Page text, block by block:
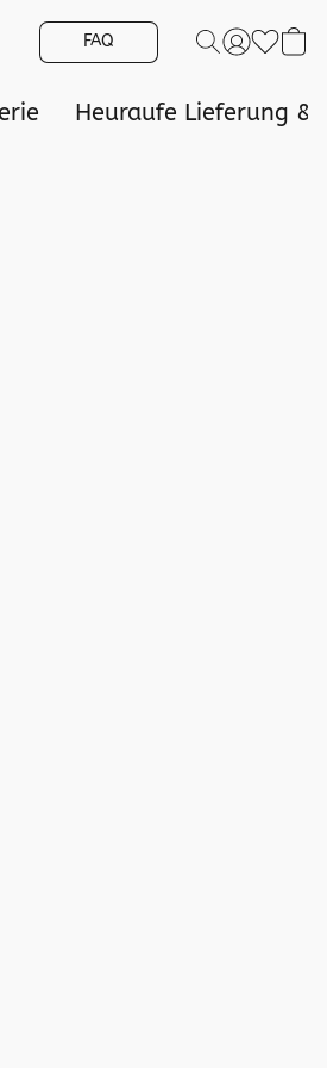
FAQ
Heuraufe Lieferung &